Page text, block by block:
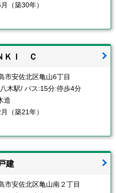
（築30年）
ＫＩ Ｃ
市安佐北区亀山6丁目
木駅/ バス:15分:停歩4分
造
（築21年）
建
市安佐北区亀山南２丁目